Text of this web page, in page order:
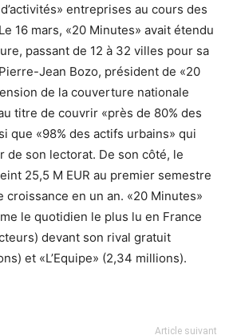
entreprises au cours des
16 mars, «20 Minutes» avait étendu
passant de 12 à 32 villes pour sa
Jean Bozo, président de «20
de la couverture nationale
titre de couvrir «près de 80% des
que «98% des actifs urbains» qui
de son lectorat. De son côté, le
25,5 M EUR au premier semestre
croissance en un an. «20 Minutes»
le quotidien le plus lu en France
devant son rival gratuit
et «L’Equipe» (2,34 millions).
Article suivant